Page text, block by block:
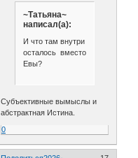
~Татьяна~
написал(а):
И что там внутри
осталось вместо
Евы?
Субъективные вымыслы и
абстрактная Истина.
0